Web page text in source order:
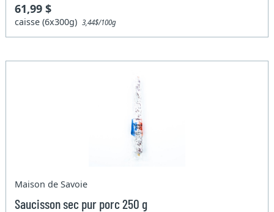
61,99 $
caisse (6x300g)3,44$/100g
Maison de Savoie
Saucisson sec pur porc 250 g